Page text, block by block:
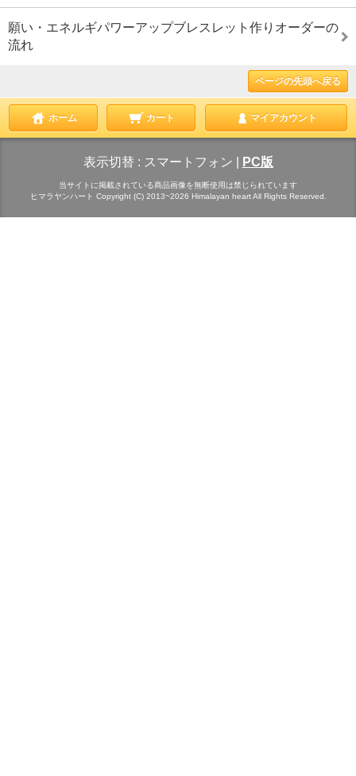
願い・エネルギパワーアップブレスレット作りオーダーの
流れ
ページの先頭へ戻る
ホーム カート マイアカウント
表示切替 : スマートフォン PC版
当サイトに掲載されている商品画像を無断使用は禁じられています
ヒマラヤンハート Copyright (C) 2013~2026 Himalayan heart All Rights Reserved.